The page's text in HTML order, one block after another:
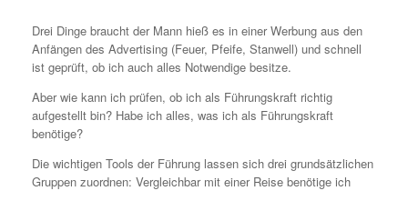
Drei Dinge braucht der Mann hieß es in einer Werbung aus den
Anfängen des Advertising (Feuer, Pfeife, Stanwell) und schnell
ist geprüft, ob ich auch alles Notwendige besitze.
Aber wie kann ich prüfen, ob ich als Führungskraft richtig
aufgestellt bin? Habe ich alles, was ich als Führungskraft
benötige?
Die wichtigen Tools der Führung lassen sich drei grundsätzlichen
Gruppen zuordnen: Vergleichbar mit einer Reise benötige ich